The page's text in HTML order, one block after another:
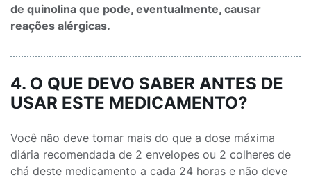
de quinolina que pode, eventualmente, causar
reações alérgicas.
4. O QUE DEVO SABER ANTES DE
USAR ESTE MEDICAMENTO?
Você não deve tomar mais do que a dose máxima
diária recomendada de 2 envelopes ou 2 colheres de
chá deste medicamento a cada 24 horas e não deve